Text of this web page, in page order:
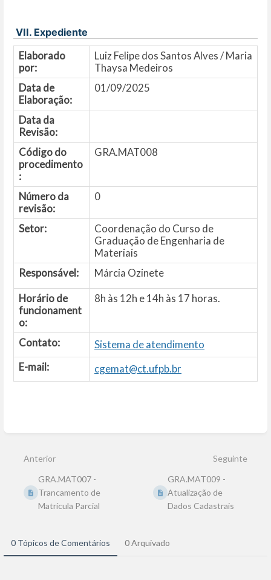
VII. Expediente
Elaborado
por:
Luiz Felipe dos Santos Alves / Maria
Thaysa Medeiros
Data de
Elaboração:
01/09/2025
Data da
Revisão:
Código do
procedimento
:
GRA.MAT008
Número da
revisão:
0
Setor:
Coordenação do Curso de
Graduação de Engenharia de
Materiais
Responsável:
Márcia Ozinete
Horário de
funcionament
o:
8h às 12h e 14h às 17 horas.
Contato:
Sistema de atendimento
E-mail:
cgemat@ct.ufpb.br
de
seção
Anterior
GRA.MAT007 -
Trancamento de
Matrícula Parcial
Seguinte
GRA.MAT009 -
Atualização de
Dados Cadastrais
0 Tópicos de Comentários 0 Arquivado